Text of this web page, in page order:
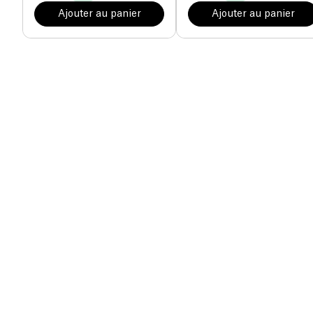
Ajouter au panier Ajouter au panier